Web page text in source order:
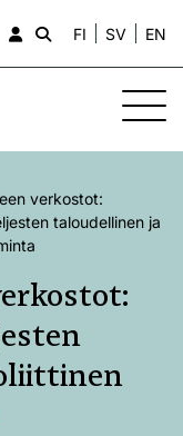
FI SV EN
verkostot:
taloudellinen ja